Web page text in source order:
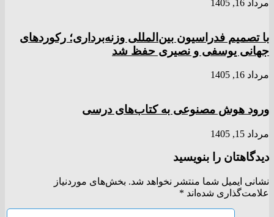
مرداد 16, 1405
با تصمیم فدراسیون بین‌المللی وزنه‌برداری؛ رکورد‌های
جهانی یوسفی و نصیری حفظ شد
مرداد 16, 1405
ورود هوش مصنوعی به کتاب‌های درسی
مرداد 15, 1405
دیدگاهتان را بنویسید
نشانی ایمیل شما منتشر نخواهد شد. بخش‌های موردنیاز
علامت‌گذاری شده‌اند *